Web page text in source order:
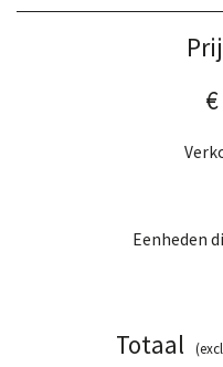
Eenheden
Totaal